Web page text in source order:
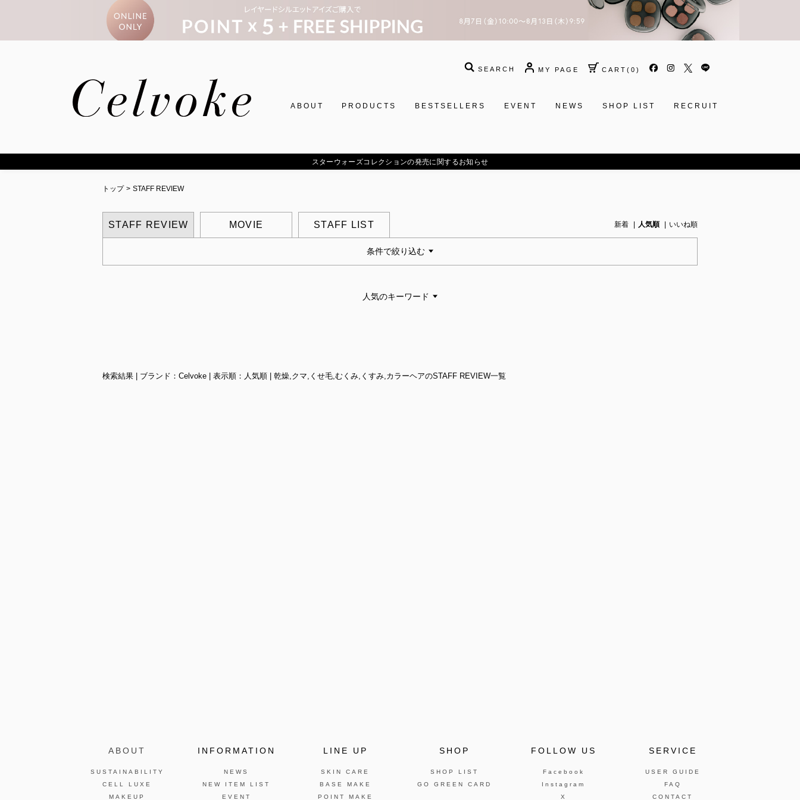
SEARCH MY PAGE CART ( 0 )
ABOUT PRODUCTS BESTSELLERS EVENT NEWS SHOP LIST RECRUIT
スターウォーズコレクションの発売に関するお知らせ
トップ > STAFF REVIEW
STAFF REVIEW MOVIE STAFF LIST 新着 人気順 いいね順
条件で絞り込む
人気のキーワード
検索結果 | ブランド：Celvoke | 表示順：人気順 | 乾燥,クマ,くせ毛,むくみ,くすみ,カラーヘアのSTAFF REVIEW一覧
ABOUT
SUSTAINABILITY
CELL LUXE
MAKEUP
INFORMATION
NEWS
NEW ITEM LIST
EVENT
LINE UP
SKIN CARE
BASE MAKE
POINT MAKE
SHOP
SHOP LIST
GO GREEN CARD
FOLLOW US
Facebook
Instagram
X
SERVICE
USER GUIDE
FAQ
CONTACT